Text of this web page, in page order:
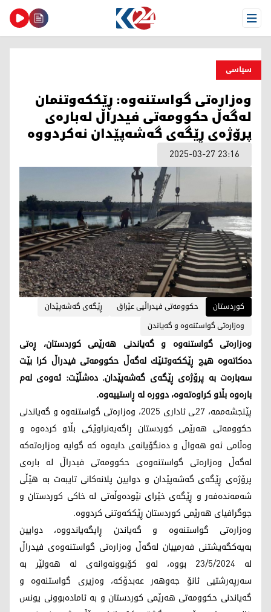
Open Menu
سیاسی
وه‌زاره‌تی گواستنه‌وه‌: ڕێككه‌وتنمان
له‌گه‌ڵ حكوومه‌تی فیدراڵ له‌باره‌ی
پرۆژه‌ی ڕێگه‌ی گه‌شه‌پێدان نه‌كردووه‌‌
2025-03-27 23:16
کوردستان حکوومەتی فیدراڵیی عێراق
ڕێگەی گەشەپێدان
وەزارەتی گواستنەوە و گەیاندن
وه‌زاره‌تی گواستنه‌وه‌ و گه‌یاندنی هەرێمی کوردستان، ڕه‌تی
ده‌كاته‌وه‌ هیچ ڕێككه‌وتنێك له‌گه‌ڵ حكوومه‌تی فیدراڵ كرا بێت
سه‌باره‌ت به‌ پرۆژه‌ی ڕێگه‌ی گه‌شه‌پێدان. ده‌شڵێت: ئه‌وه‌ی له‌م
باره‌وه‌ بڵاو كراوه‌ته‌وه‌، دووره‌ له‌ ڕاستییه‌وه‌.
پێنجشه‌ممه‌، 27ـی ئاداری 2025، وه‌زاره‌تی گواستنه‌وه‌ و گه‌یاندنی
حكوومه‌تی هه‌رێمی كوردستان ڕاگه‌یه‌نراوێكی بڵاو كرده‌وه‌ و
وه‌ڵامی ئه‌و هه‌واڵ و ده‌نگۆیانه‌ی دایه‌وه‌ كه‌ گوایه‌ وه‌زاره‌ته‌كه‌
له‌گه‌ڵ وه‌زاره‌تی گواستنه‌وه‌ی حكوومه‌تی فیدراڵ له‌ باره‌ی
پرۆژه‌ی ڕێگه‌ی گه‌شه‌پێدان و دوایین پلانه‌كانی تایبه‌ت به‌ هێڵی
شه‌مه‌نده‌فه‌ر و ڕێگه‌ی خێرای نێوده‌وڵه‌تی له‌ خاكی كوردستان و
جوگرافیای هه‌رێمی كوردستان ڕێككه‌وتنی كردووه‌.
وه‌زاره‌تی گواستنه‌وه‌ و گه‌یاندن ڕایگه‌یاندووه‌، دوایین
به‌یه‌كگه‌یشتنی فه‌رمییان له‌گه‌ڵ وه‌زاره‌تی گواستنه‌وه‌ی فیدراڵ
له‌ 23/5/2024 بووه،‌ له‌و كۆبوونه‌وانه‌ی له‌ هه‌ولێر به‌
سه‌رپه‌رشتیی ئانۆ جه‌وهه‌ر عه‌بدۆكه‌، وه‌زیری گواستنه‌وه‌ و
گه‌یاندنی حكوومه‌تی هه‌رێمی كوردستان و به‌ ئاماده‌بوونی یونس